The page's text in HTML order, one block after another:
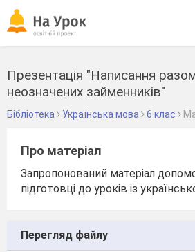
Презентація "Написання
неозначених займенників"
Бібліотека Українська мова 6 клас
Про матеріал
Запропонований матеріал
підготовці до уроків із
Перегляд файлу